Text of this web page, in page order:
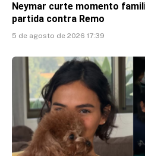
Neymar curte momento
partida contra Remo
5 de agosto de 2026 17:39